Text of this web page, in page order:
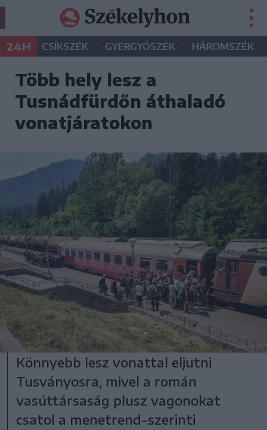
24H CSÍKSZÉK • GYERGYÓSZÉK • HÁROMSZÉK •
Több hely lesz a
Tusnádfürdőn áthaladó
vonatjáratokon
Könnyebb lesz vonattal eljutni
Tusványosra, mivel a román
vasúttársaság plusz vagonokat
csatol a menetrend-szerinti